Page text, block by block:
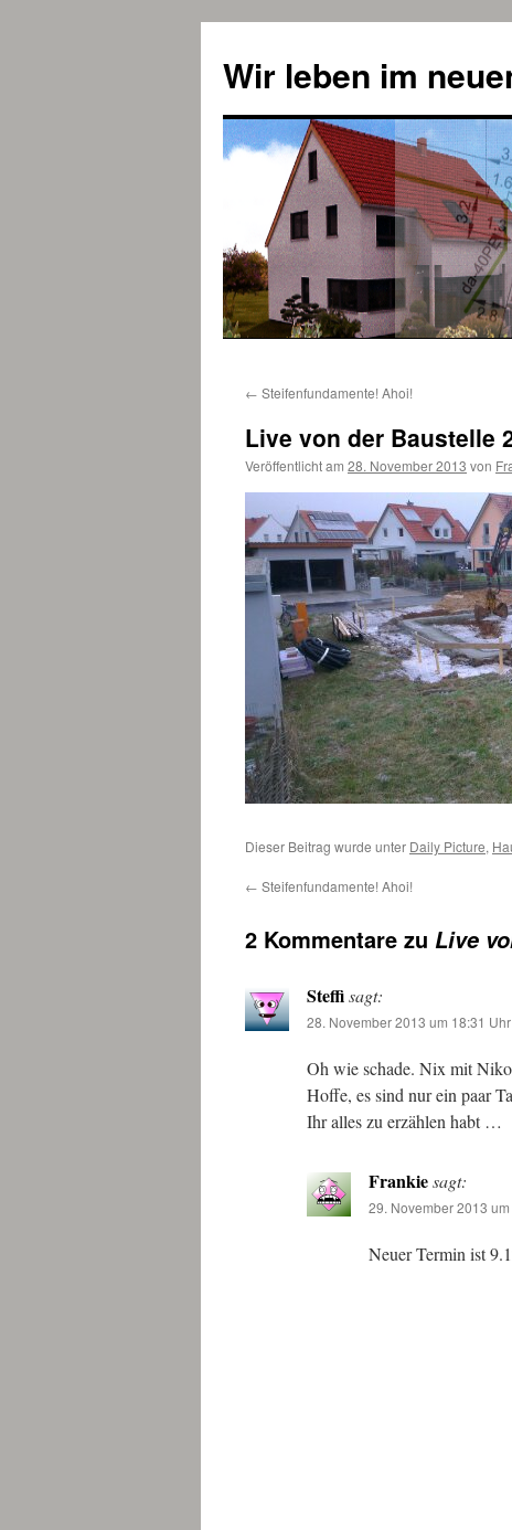
springen
Wir leben im
← Steifenfundamente! Ahoi!
Live von der Baustelle
Veröffentlicht am 28. November 2013 von
Dieser Beitrag wurde unter Daily Picture,
← Steifenfundamente! Ahoi!
2 Kommentare zu Live
Steffisagt:
28. November 2013 um 18:31 Uhr
Oh wie schade. Nix mit
Hoffe, es sind nur ein paar
Ihr alles zu erzählen habt …
Frankiesagt:
29. November 2013
Neuer Termin ist